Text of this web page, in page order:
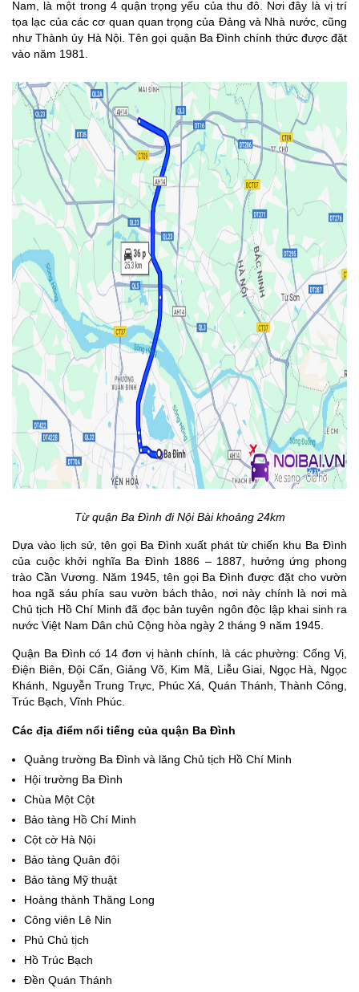
Nam, là một trong 4 quận trọng yếu của thu đô. Nơi đây là vị trí
tọa lạc của các cơ quan quan trọng của Đảng và Nhà nước, cũng
như Thành ủy Hà Nội. Tên gọi quận Ba Đình chính thức được đặt
vào năm 1981.
Từ quận Ba Đình đi Nội Bài khoảng 24km
Dựa vào lịch sử, tên gọi Ba Đình xuất phát từ chiến khu Ba Đình
của cuộc khởi nghĩa Ba Đình 1886 – 1887, hưởng ứng phong
trào Cần Vương. Năm 1945, tên gọi Ba Đình được đặt cho vườn
hoa ngã sáu phía sau vườn bách thảo, nơi này chính là nơi mà
Chủ tịch Hồ Chí Minh đã đọc bản tuyên ngôn độc lập khai sinh ra
nước Việt Nam Dân chủ Cộng hòa ngày 2 tháng 9 năm 1945.
Quận Ba Đình có 14 đơn vị hành chính, là các phường: Cống Vị,
Điện Biên, Đội Cấn, Giảng Võ, Kim Mã, Liễu Giai, Ngọc Hà, Ngọc
Khánh, Nguyễn Trung Trực, Phúc Xá, Quán Thánh, Thành Công,
Trúc Bạch, Vĩnh Phúc.
Các địa điểm nổi tiếng của quận Ba Đình
Quảng trường Ba Đình và lăng Chủ tịch Hồ Chí Minh
Hội trường Ba Đình
Chùa Một Cột
Bảo tàng Hồ Chí Minh
Cột cờ Hà Nội
Bảo tàng Quân đội
Bảo tàng Mỹ thuật
Hoàng thành Thăng Long
Công viên Lê Nin
Phủ Chủ tịch
Hồ Trúc Bạch
Đền Quán Thánh